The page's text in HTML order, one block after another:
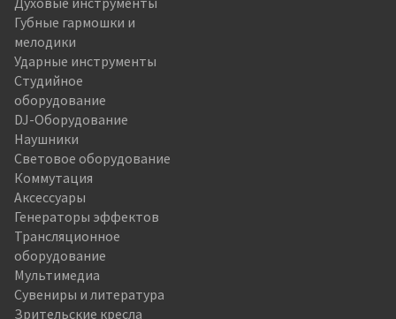
Губные гармошки и
мелодики
Ударные инструменты
Студийное
оборудование
DJ-Оборудование
Наушники
Световое оборудование
Коммутация
Аксессуары
Генераторы эффектов
Трансляционное
оборудование
Мультимедиа
Сувениры и литература
Зрительские кресла